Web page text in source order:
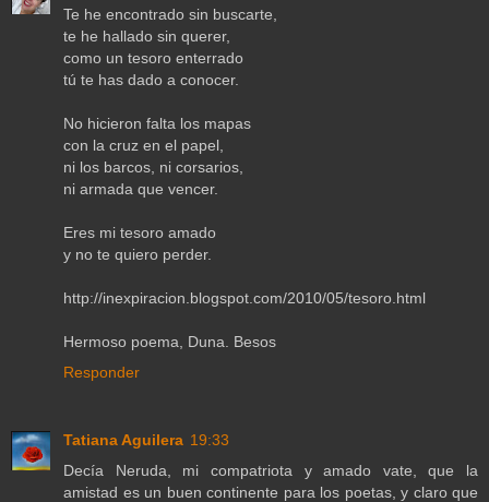
Te he encontrado sin buscarte,
te he hallado sin querer,
como un tesoro enterrado
tú te has dado a conocer.
No hicieron falta los mapas
con la cruz en el papel,
ni los barcos, ni corsarios,
ni armada que vencer.
Eres mi tesoro amado
y no te quiero perder.
http://inexpiracion.blogspot.com/2010/05/tesoro.html
Hermoso poema, Duna. Besos
Responder
Tatiana Aguilera 19:33
Decía Neruda, mi compatriota y amado vate, que la
amistad es un buen continente para los poetas, y claro que